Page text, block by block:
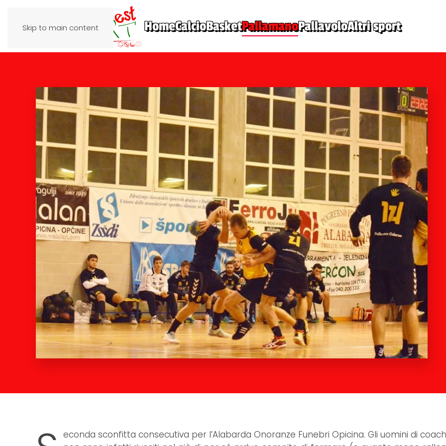
Skip to main content HomeCalcioBasketPallamanoPallavoloAltri sport
econda sconfitta consecutiva per l’Alabarda Onoranze Funebri Opicina. Gli uomini di